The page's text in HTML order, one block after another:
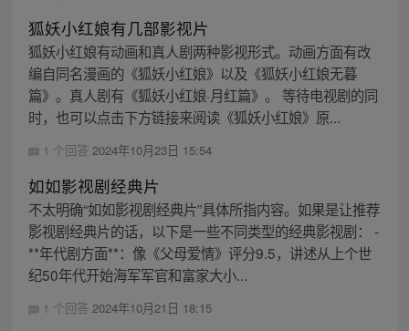
狐妖小红娘有几部影视片
狐妖小红娘有动画和真人剧两种影视形式。动画方面有改
编自同名漫画的《狐妖小红娘》以及《狐妖小红娘无暮
篇》。真人剧有《狐妖小红娘·月红篇》。 等待电视剧的同
时，也可以点击下方链接来阅读《狐妖小红娘》原...
1 个回答 2024年10月23日 15:54
如如影视剧经典片
不太明确“如如影视剧经典片”具体所指内容。如果是让推荐
影视剧经典片的话，以下是一些不同类型的经典影视剧： -
**年代剧方面**：像《父母爱情》评分9.5，讲述从上个世
纪50年代开始海军军官和富家大小...
1 个回答 2024年10月21日 18:15